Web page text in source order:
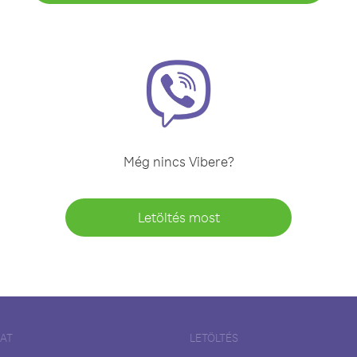
Még nincs Vibere?
Letöltés most
LETÖLTÉS